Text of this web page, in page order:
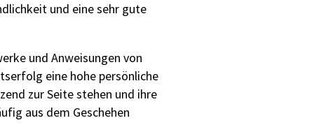
und eine sehr gute
und Anweisungen von
eine hohe persönliche
zur Seite stehen und ihre
aus dem Geschehen